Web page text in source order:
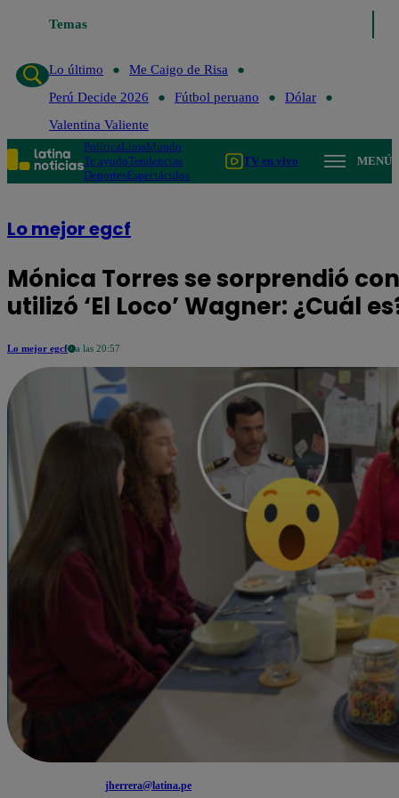
Temas
Lo último
Lo último
Me Caigo de Risa
Perú Decide 2026
Fútbol peruano
Dólar
Valentina Valiente
PolíticaLimaMundo
Te ayudoTendencias
DeportesEspectáculos
TV en vivo MENÚ
Lo mejor egcf
Mónica Torres se sorprendió
utilizó ‘El Loco’ Wagner: ¿Cuál
Lo mejor egcf a las 20:57
jherrera@latina.pe